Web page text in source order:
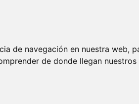
de navegación en nuestra web,
de donde llegan